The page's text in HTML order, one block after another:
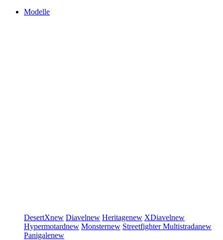
Modelle
DesertXnew Diavelnew Heritagenew XDiavelnew
Hypermotardnew Monsternew StreetfighterMultistradanew
Panigalenew